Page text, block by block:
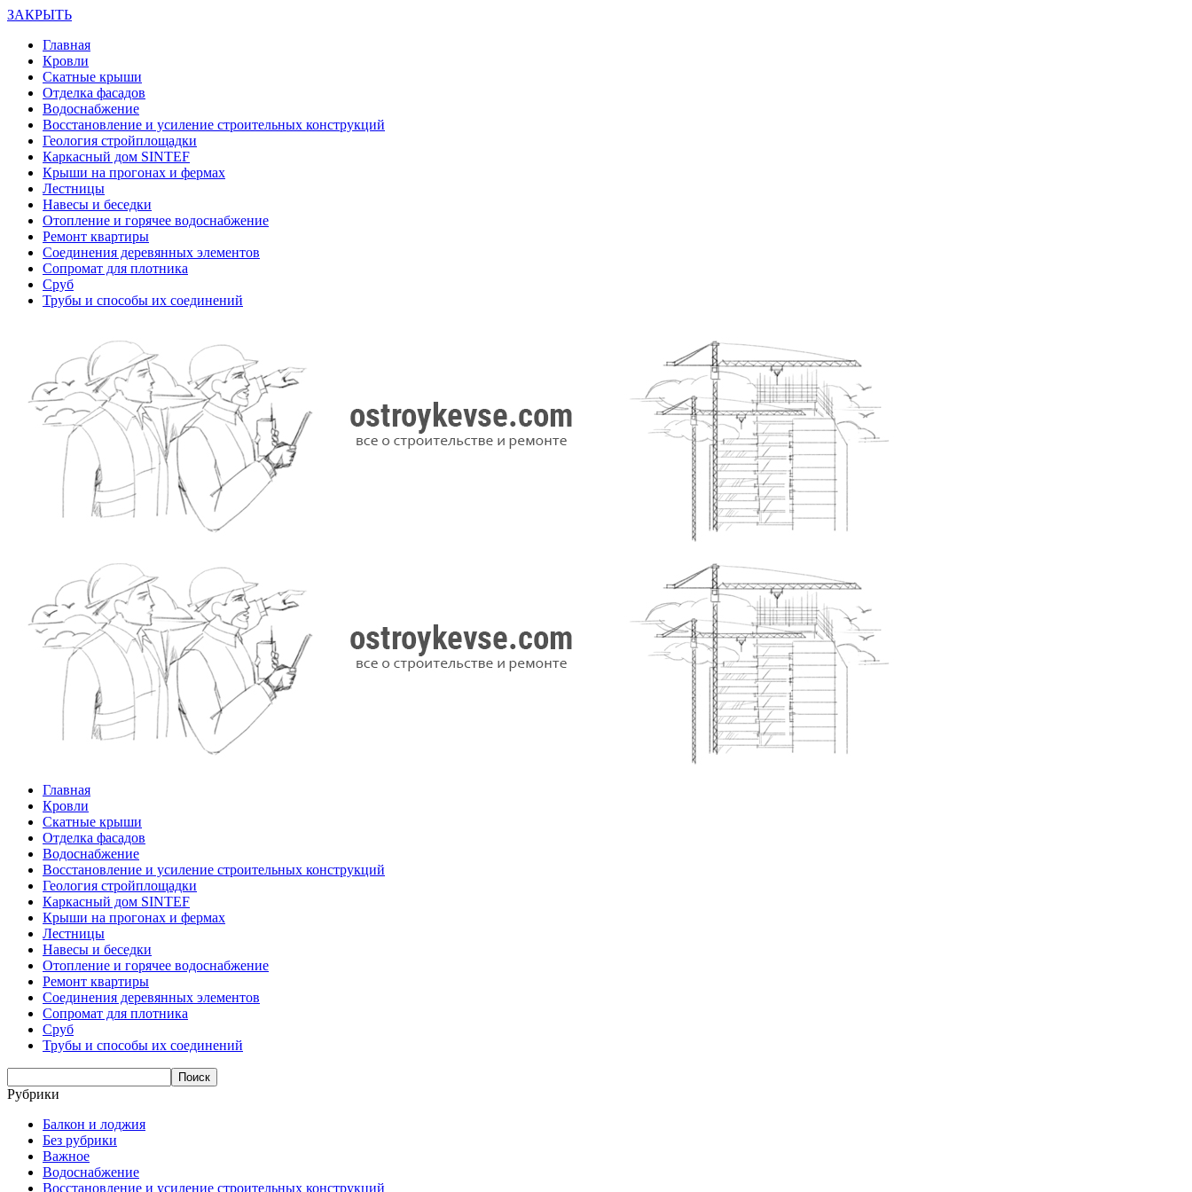
ЗАКРЫТЬ
Главная
Кровли
Скатные крыши
Отделка фасадов
Водоснабжение
Восстановление и усиление строительных конструкций
Геология стройплощадки
Каркасный дом SINTEF
Крыши на прогонах и фермах
Лестницы
Навесы и беседки
Отопление и горячее водоснабжение
Ремонт квартиры
Соединения деревянных элементов
Сопромат для плотника
Сруб
Трубы и способы их соединений
Главная
Кровли
Скатные крыши
Отделка фасадов
Водоснабжение
Восстановление и усиление строительных конструкций
Геология стройплощадки
Каркасный дом SINTEF
Крыши на прогонах и фермах
Лестницы
Навесы и беседки
Отопление и горячее водоснабжение
Ремонт квартиры
Соединения деревянных элементов
Сопромат для плотника
Сруб
Трубы и способы их соединений
Рубрики
Балкон и лоджия
Без рубрики
Важное
Водоснабжение
Восстановление и усиление строительных конструкций